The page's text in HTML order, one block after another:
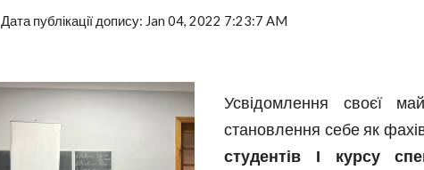
Дата публікації допису: Jan 04, 2022 7:23:7 AM
Усвідомлення своєї
становлення себе як
студентів І курсу